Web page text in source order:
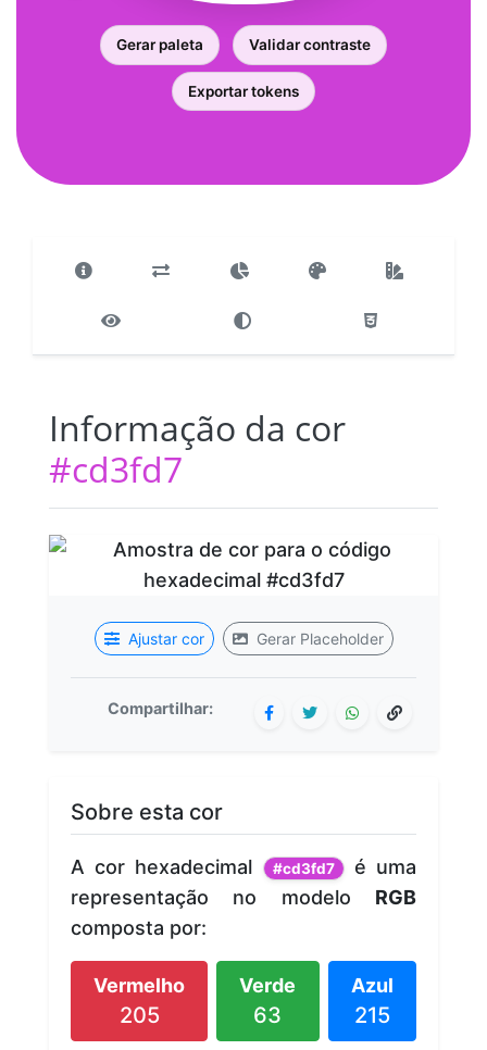
Gerar paleta Validar contraste
Exportar tokens
Informação da cor
#cd3fd7
Ajustar cor Gerar Placeholder
Compartilhar:
Sobre esta cor
A cor hexadecimal #cd3fd7 é uma
representação no modelo RGB
composta por:
Vermelho
205
Verde
63
Azul
215